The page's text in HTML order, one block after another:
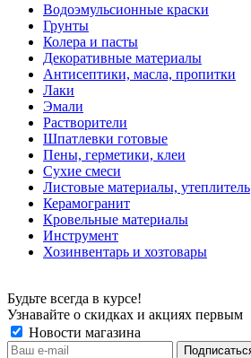
Водоэмульсионные краски
Грунты
Колера и пасты
Декоративные материалы
Антисептики, масла, пропитки
Лаки
Эмали
Растворители
Шпатлевки готовые
Пены, герметики, клеи
Сухие смеси
Листовые материалы, утеплитель
Керамогранит
Кровельные материалы
Инструмент
Хозинвентарь и хозтовары
Будьте всегда в курсе!
Узнавайте о скидках и акциях первым
Новости магазина